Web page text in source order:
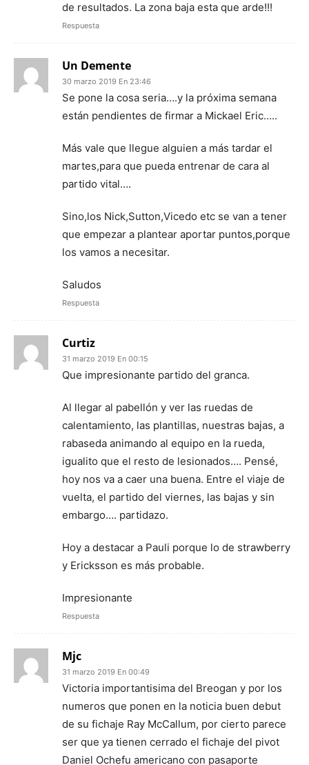
de resultados. La zona baja esta que arde!!!
Respuesta
Un Demente
30 marzo 2019 En 23:46
Se pone la cosa seria….y la próxima semana
están pendientes de firmar a Mickael Eric…..
Más vale que llegue alguien a más tardar el
martes,para que pueda entrenar de cara al
partido vital….
Sino,los Nick,Sutton,Vicedo etc se van a tener
que empezar a plantear aportar puntos,porque
los vamos a necesitar.
Saludos
Respuesta
Curtiz
31 marzo 2019 En 00:15
Que impresionante partido del granca.
Al llegar al pabellón y ver las ruedas de
calentamiento, las plantillas, nuestras bajas, a
rabaseda animando al equipo en la rueda,
igualito que el resto de lesionados…. Pensé,
hoy nos va a caer una buena. Entre el viaje de
vuelta, el partido del viernes, las bajas y sin
embargo…. partidazo.
Hoy a destacar a Pauli porque lo de strawberry
y Ericksson es más probable.
Impresionante
Respuesta
Mjc
31 marzo 2019 En 00:49
Victoria importantisima del Breogan y por los
numeros que ponen en la noticia buen debut
de su fichaje Ray McCallum, por cierto parece
ser que ya tienen cerrado el fichaje del pivot
Daniel Ochefu americano con pasaporte